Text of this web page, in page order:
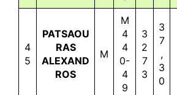
4
5
PATSAOU
RAS
ALEXAND
ROS
M
M
4
4
0-
4
9
3
2
7
3
3
7
,
3
0